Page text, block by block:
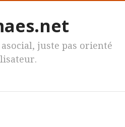
juste pas orienté